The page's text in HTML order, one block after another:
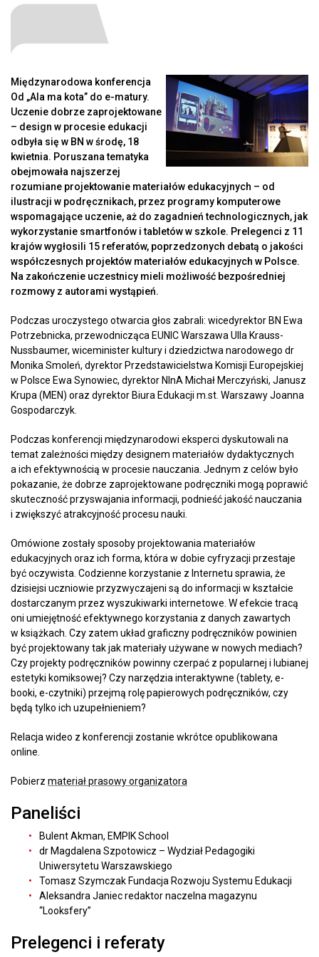
Międzynarodowa konferencja
Od „Ala ma kota” do e-matury.
Uczenie dobrze zaprojektowane
– design w procesie edukacji
odbyła się w BN w środę, 18
kwietnia. Poruszana tematyka
obejmowała najszerzej
rozumiane projektowanie materiałów edukacyjnych – od
ilustracji w podręcznikach, przez programy komputerowe
wspomagające uczenie, aż do zagadnień technologicznych, jak
wykorzystanie smartfonów i tabletów w szkole. Prelegenci z 11
krajów wygłosili 15 referatów, poprzedzonych debatą o jakości
współczesnych projektów materiałów edukacyjnych w Polsce.
Na zakończenie uczestnicy mieli możliwość bezpośredniej
rozmowy z autorami wystąpień.
Podczas uroczystego otwarcia głos zabrali: wicedyrektor BN Ewa
Potrzebnicka, przewodnicząca EUNIC Warszawa Ulla Krauss-
Nussbaumer, wiceminister kultury i dziedzictwa narodowego dr
Monika Smoleń, dyrektor Przedstawicielstwa Komisji Europejskiej
w Polsce Ewa Synowiec, dyrektor NInA Michał Merczyński, Janusz
Krupa (MEN) oraz dyrektor Biura Edukacji m.st. Warszawy Joanna
Gospodarczyk.
Podczas konferencji międzynarodowi eksperci dyskutowali na
temat zależności między designem materiałów dydaktycznych
a ich efektywnością w procesie nauczania. Jednym z celów było
pokazanie, że dobrze zaprojektowane podręczniki mogą poprawić
skuteczność przyswajania informacji, podnieść jakość nauczania
i zwiększyć atrakcyjność procesu nauki.
Omówione zostały sposoby projektowania materiałów
edukacyjnych oraz ich forma, która w dobie cyfryzacji przestaje
być oczywista. Codzienne korzystanie z Internetu sprawia, że
dzisiejsi uczniowie przyzwyczajeni są do informacji w kształcie
dostarczanym przez wyszukiwarki internetowe. W efekcie tracą
oni umiejętność efektywnego korzystania z danych zawartych
w książkach. Czy zatem układ graficzny podręczników powinien
być projektowany tak jak materiały używane w nowych mediach?
Czy projekty podręczników powinny czerpać z popularnej i lubianej
estetyki komiksowej? Czy narzędzia interaktywne (tablety, e-
booki, e-czytniki) przejmą rolę papierowych podręczników, czy
będą tylko ich uzupełnieniem?
Relacja wideo z konferencji zostanie wkrótce opublikowana
online.
Pobierz materiał prasowy organizatora
Paneliści
Bulent Akman, EMPIK School
dr Magdalena Szpotowicz – Wydział Pedagogiki
Uniwersytetu Warszawskiego
Tomasz Szymczak Fundacja Rozwoju Systemu Edukacji
Aleksandra Janiec redaktor naczelna magazynu
“Looksfery”
Prelegenci i referaty